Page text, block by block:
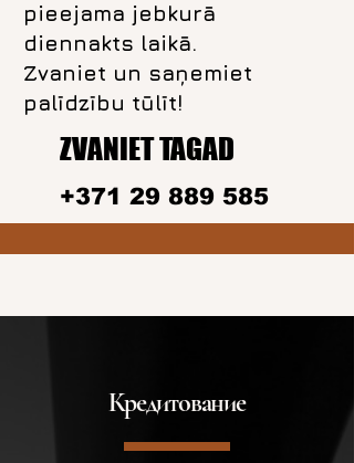
pieejama jebkurā
diennakts laikā.
Zvaniet un saņemiet
palīdzību tūlīt!
ZVANIET TAGAD
+371 29 889 585
Кредитование